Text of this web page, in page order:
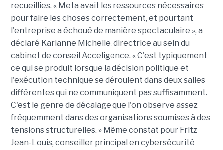
recueillies. « Meta avait les ressources nécessaires
pour faire les choses correctement, et pourtant
l'entreprise a échoué de manière spectaculaire », a
déclaré Karianne Michelle, directrice au sein du
cabinet de conseil Acceligence. « C'est typiquement
ce qui se produit lorsque la décision politique et
l'exécution technique se déroulent dans deux salles
différentes qui ne communiquent pas suffisamment.
C'est le genre de décalage que l'on observe assez
fréquemment dans des organisations soumises à des
tensions structurelles. » Même constat pour Fritz
Jean-Louis, conseiller principal en cybersécurité